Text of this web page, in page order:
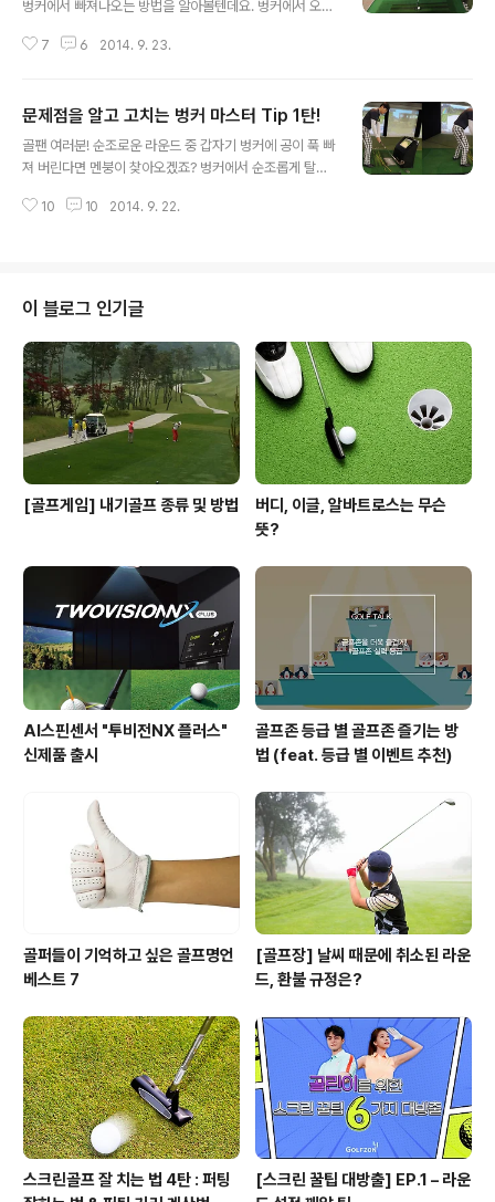
벙커에서 빠져나오는 방법을 알아볼텐데요. 벙커에서 오르
을 위해 경사면 벙커에 대한 Tip을 준비했답니다. 경사면
을 따로 하며 도움을 받아보도록 해요! 벙커 마스터 Tip -
오르막 벙커 1. 셋업 자세 바로 알기
7 6 2014. 9. 23.
문제점을 알고 고치는 벙커 마스터 Tip 1탄!
골팬 여러분! 순조로운 라운드 중 갑자기 벙커에 공이 푹 빠
져 버린다면 멘붕이 찾아오겠죠? 벙커에서 순조롭게 탈출
빠지고 탈출이란 단어는 상상조차 못하는 골퍼라면 한숨부
벙커 스윙 라인 벙커 마스터를 하기 전에 점검할 부분이 있
습니다. 골팬 여러분! 혹시 평소 스윙라인과 벙커 스윙라인
이 같은가요? 사실 벙커 샷의 스윙은 라인부터 다르다고 해
요. 평소 치고자 하는 방향보다 30도 오픈을 하고 왼 다리
와 클럽 페이스도 오픈을 한 상황에서 어드레스를 취하는
것인데요. 공의 위치는 자신..
10 10 2014. 9. 22.
이 블로그 인기글
[골프게임] 내기골프 종류 및 방법
버디, 이글, 알바트로스는 무슨
뜻?
AI스핀센서 "투비전NX 플러스"
신제품 출시
골프존 등급 별 골프존 즐기는 방
법 (feat. 등급 별 이벤트 추천)
골퍼들이 기억하고 싶은 골프명언
베스트 7
[골프장] 날씨 때문에 취소된 라운
드, 환불 규정은?
스크린골프 잘 치는 법 4탄 : 퍼팅
[스크린 꿀팁 대방출] EP.1 – 라운